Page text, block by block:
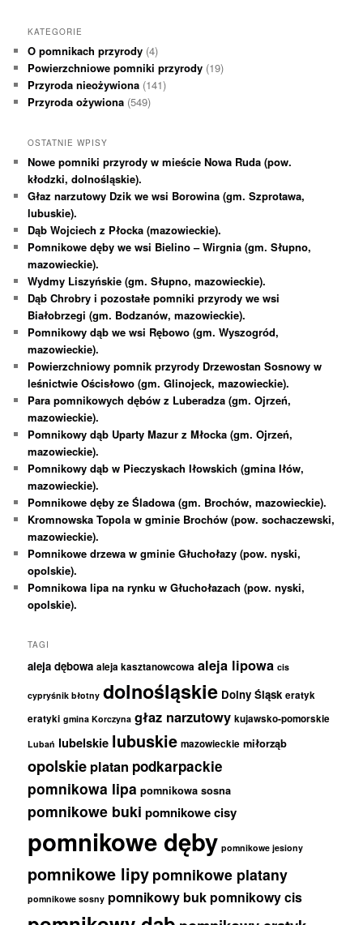
KATEGORIE
O pomnikach przyrody (4)
Powierzchniowe pomniki przyrody (19)
Przyroda nieożywiona (141)
Przyroda ożywiona (549)
OSTATNIE WPISY
Nowe pomniki przyrody w mieście Nowa Ruda (pow.
kłodzki, dolnośląskie).
Głaz narzutowy Dzik we wsi Borowina (gm. Szprotawa,
lubuskie).
Dąb Wojciech z Płocka (mazowieckie).
Pomnikowe dęby we wsi Bielino – Wirgnia (gm. Słupno,
mazowieckie).
Wydmy Liszyńskie (gm. Słupno, mazowieckie).
Dąb Chrobry i pozostałe pomniki przyrody we wsi
Białobrzegi (gm. Bodzanów, mazowieckie).
Pomnikowy dąb we wsi Rębowo (gm. Wyszogród,
mazowieckie).
Powierzchniowy pomnik przyrody Drzewostan Sosnowy w
leśnictwie Ościsłowo (gm. Glinojeck, mazowieckie).
Para pomnikowych dębów z Luberadza (gm. Ojrzeń,
mazowieckie).
Pomnikowy dąb Uparty Mazur z Młocka (gm. Ojrzeń,
mazowieckie).
Pomnikowy dąb w Pieczyskach Iłowskich (gmina Iłów,
mazowieckie).
Pomnikowe dęby ze Śladowa (gm. Brochów, mazowieckie).
Kromnowska Topola w gminie Brochów (pow. sochaczewski,
mazowieckie).
Pomnikowe drzewa w gminie Głuchołazy (pow. nyski,
opolskie).
Pomnikowa lipa na rynku w Głuchołazach (pow. nyski,
opolskie).
TAGI
aleja dębowa aleja kasztanowcowa aleja lipowa cis
cypryśnik błotny dolnośląskie Dolny Śląsk eratyk
eratyki gmina Korczyna głaz narzutowy kujawsko-pomorskie
Lubań lubelskie lubuskie mazowieckie miłorząb
opolskie platan podkarpackie
pomnikowa lipa pomnikowa sosna
pomnikowe buki pomnikowe cisy
pomnikowe dęby pomnikowe jesiony
pomnikowe lipy pomnikowe platany
pomnikowe sosny pomnikowy buk pomnikowy cis